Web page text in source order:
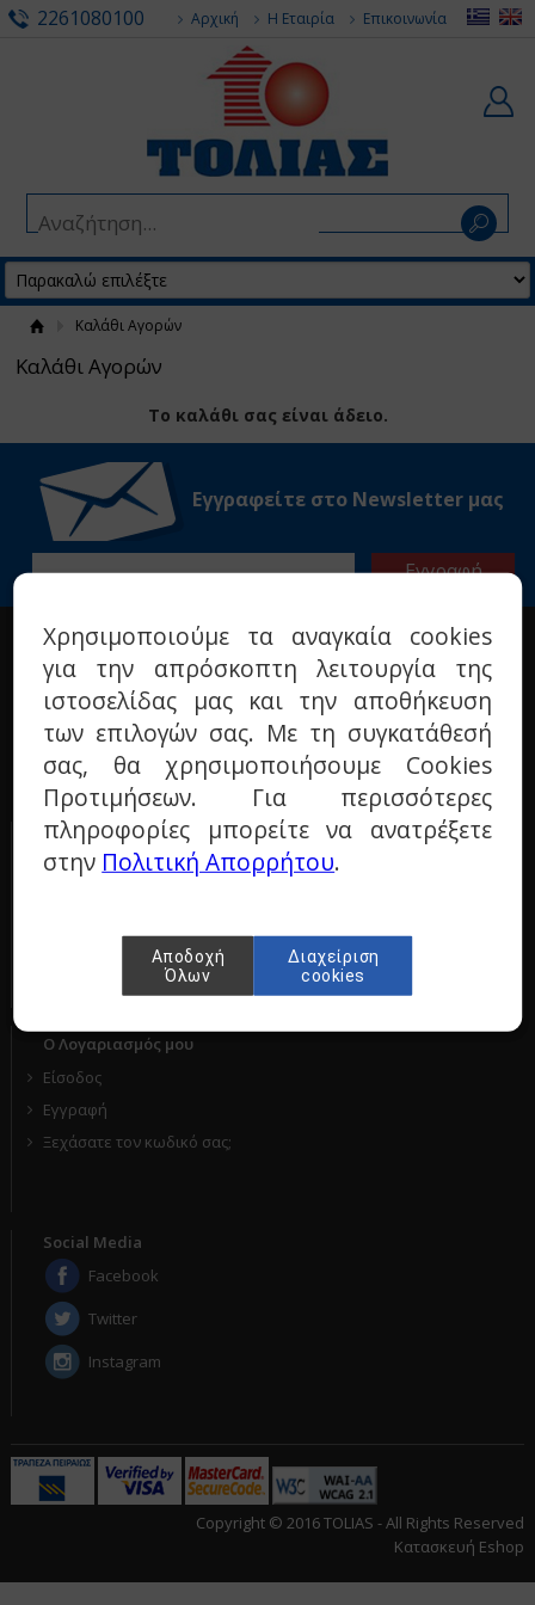
2261080100 Αρχική Η Εταιρία Επικοινωνία
Καλάθι Αγορών
Καλάθι Αγορών
Το καλάθι σας είναι άδειο.
Εγγραφείτε στο Νewsletter μας
Η ΕΤΑΙΡΙΑ
Σχετικά με μας
Όροι χρήσης
Πολιτική προστασίας
Τεχνικά ερωτήματα
Επικοινωνία
ΠΑΡΑΓΓΕΛΙΕΣ & ΕΠΙΣΤΡΟΦΕΣ
Τρόποι πληρωμής
Πολιτική επιστροφών
Ο Λογαριασμός μου
Είσοδος
Εγγραφή
Ξεχάσατε τον κωδικό σας;
Social Media
Facebook
Twitter
Instagram
Copyright © 2016 TOLIAS - All Rights Reserved
Κατασκευή Eshop
Χρησιμοποιούμε τα αναγκαία cookies
για την απρόσκοπτη λειτουργία της
ιστοσελίδας μας και την αποθήκευση
των επιλογών σας. Με τη συγκατάθεσή
σας, θα χρησιμοποιήσουμε Cookies
Προτιμήσεων. Για περισσότερες
πληροφορίες μπορείτε να ανατρέξετε
στην Πολιτική Απορρήτου.
Αποδοχή
Όλων
Διαχείριση
cookies